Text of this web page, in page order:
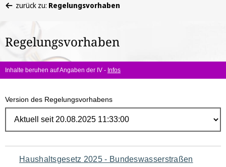
befinden
hier:
zurück zu: Regelungsvorhaben
Regelungsvorhaben
Inhalte beruhen auf Angaben der IV - Infos
Version des Regelungsvorhabens
Navigation
Haushaltsgesetz 2025 - Bundeswasserstraßen